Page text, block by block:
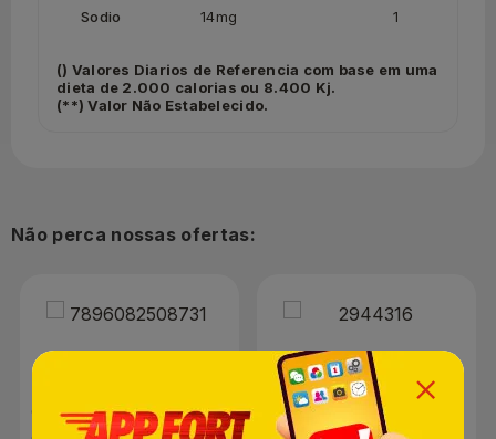
Sodio 14mg 1
() Valores Diarios de Referencia com base em uma
dieta de 2.000 calorias ou 8.400 Kj.
(**) Valor Não Estabelecido.
Não perca nossas ofertas:
Camarão Vannamei
Azeitona Verde Nucete